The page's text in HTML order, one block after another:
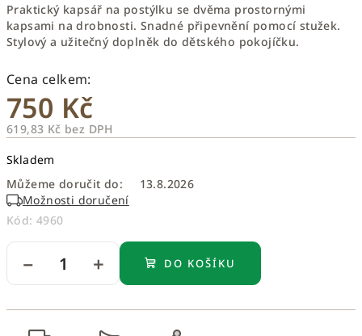
Praktický kapsář na postýlku se dvěma prostornými
kapsami na drobnosti. Snadné připevnění pomocí stužek.
Stylový a užitečný doplněk do dětského pokojíčku.
750 Kč
619,83 Kč bez DPH
cena:
Skladem
Můžeme doručit do:
13.8.2026
Možnosti doručení
Kód: 4960
+
− DO KOŠÍKU